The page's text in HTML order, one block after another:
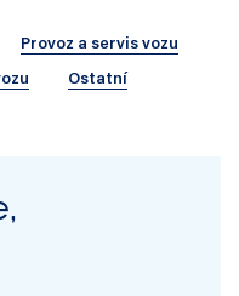
Provoz a servis vozu
Ostatní